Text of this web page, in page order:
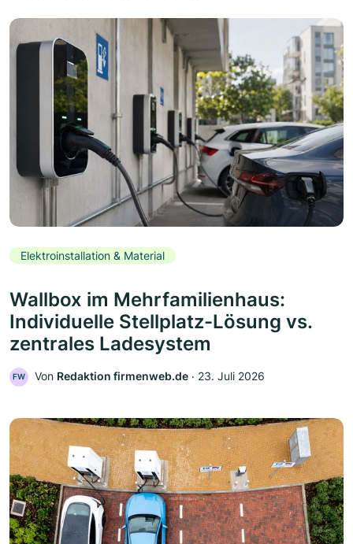
Elektroinstallation & Material
Wallbox im Mehrfamilienhaus:
Individuelle Stellplatz-Lösung vs.
zentrales Ladesystem
FW Von Redaktion firmenweb.de ‧ 23. Juli 2026